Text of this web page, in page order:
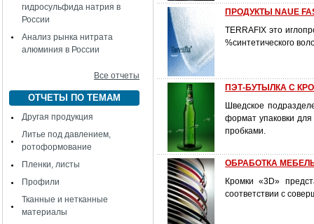
гидросульфида натрия в
России
Анализ рынка нитрата
алюминия в России
Все отчеты
ОТЧЕТЫ ПО ТЕМАМ
Другая продукция
Литье под давлением,
ротоформование
Пленки, листы
Профили
Тканные и нетканные
материалы
ПРОДУКТЫ NAUE
TERRAFIX это
%синтетического
ПЭТ-БУТЫЛКА С
Шведское
формат упаковки
пробками.
ОБРАБОТКА
Кромки «3D»
соответствии с